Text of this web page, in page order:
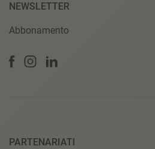
NEWSLETTER
Abbonamento
PARTENARIATI